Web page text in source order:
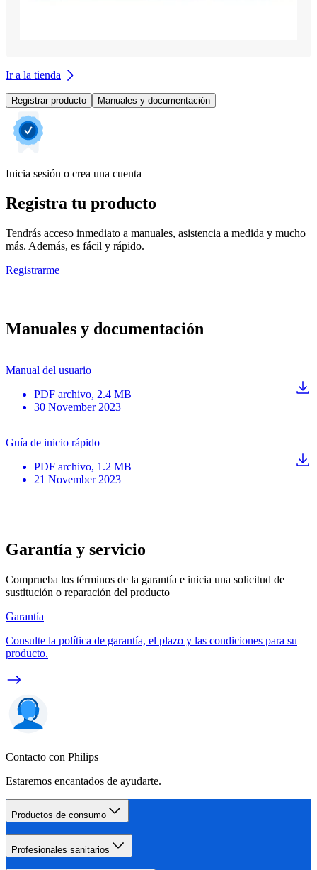
Ir a la tienda
Registrar producto Manuales y documentación
Inicia sesión o crea una cuenta
Registra tu producto
Tendrás acceso inmediato a manuales, asistencia a medida y mucho
más. Además, es fácil y rápido.
Registrarme
Manuales y documentación
Manual del usuario
PDF archivo, 2.4 MB
30 November 2023
Guía de inicio rápido
PDF archivo, 1.2 MB
21 November 2023
Garantía y servicio
Comprueba los términos de la garantía e inicia una solicitud de
sustitución o reparación del producto
Garantía
Consulte la política de garantía, el plazo y las condiciones para su
producto.
Contacto con Philips
Estaremos encantados de ayudarte.
Productos de consumo
Profesionales sanitarios